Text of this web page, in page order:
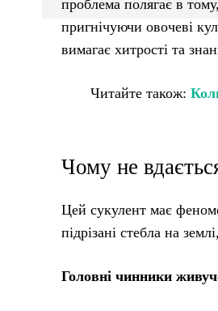
проблема полягає в
пригнічуючи овочеві
вимагає хитрості та
Читайте також:
Чому не
Цей сукулент має
підрізані стебла на
Головні чинники